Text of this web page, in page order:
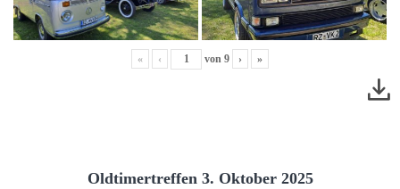
« ‹ von 9 › »
Oldtimertreffen 3. Oktober 2025